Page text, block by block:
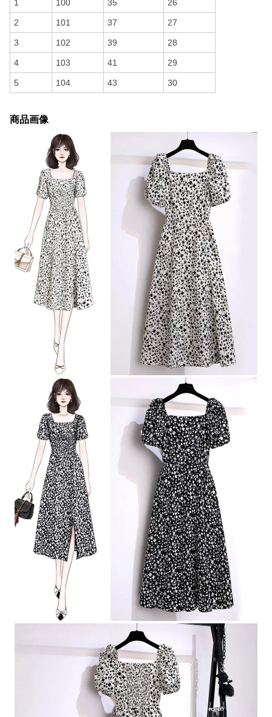
1 100 35 26
2 101 37 27
3 102 39 28
4 103 41 29
5 104 43 30
商品画像